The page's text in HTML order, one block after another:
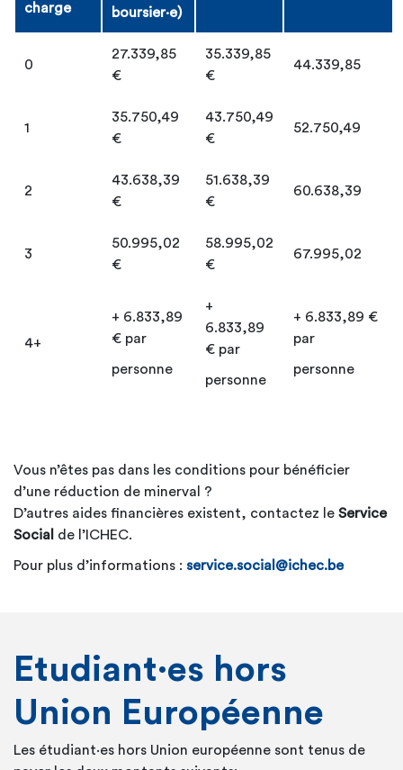
charge
boursier·e)
0
27.339,85
€
35.339,85
€
44.339,85
1
35.750,49
€
43.750,49
€
52.750,49
2
43.638,39
€
51.638,39
€
60.638,39
3
50.995,02
€
58.995,02
€
67.995,02
4+
+ 6.833,89
€ par
personne
+
6.833,89
€ par
personne
+ 6.833,89 €
par
personne
Vous n’êtes pas dans les conditions pour bénéficier
d’une réduction de minerval ?
D’autres aides financières existent, contactez le Service
Social de l’ICHEC.
Pour plus d’informations : service.social@ichec.be
Etudiant·es hors
Union Européenne
Les étudiant·es hors Union européenne sont tenus de